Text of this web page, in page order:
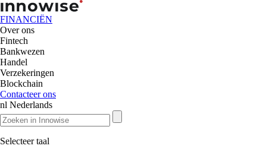
FINANCIËN
Over ons
Fintech
Bankwezen
Handel
Verzekeringen
Blockchain
Contacteer ons
nl Nederlands
Selecteer taal